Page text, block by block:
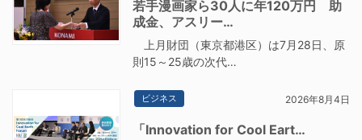
若手漫画家ら30人に年120万円 助
成金、アスリー…
上月財団（東京都港区）は7月28日、原
則15～25歳の次代…
ビジネス 2026年8月4日
「Innovation for Cool Eart…